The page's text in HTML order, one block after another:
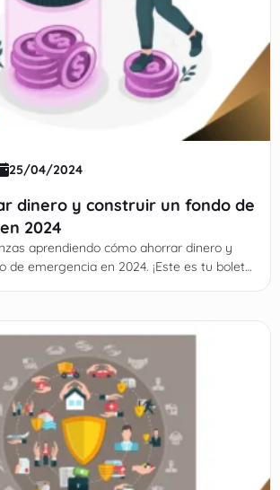
25/04/2024
dinero y construir un fondo de
2024
aprendiendo cómo ahorrar dinero y
de emergencia en 2024. ¡Este es tu boleto